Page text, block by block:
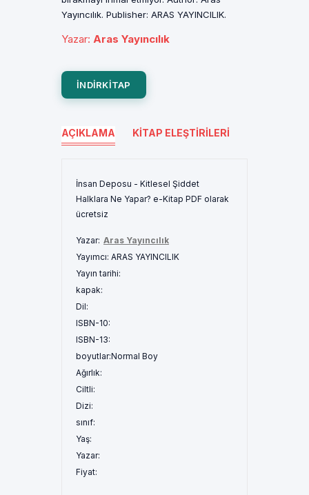
Yayıncılık. Publisher: ARAS YAYINCILIK.
Yazar: Aras Yayıncılık
INDIRKITAP
AÇIKLAMA KITAP ELEŞTIRILERI
İnsan Deposu - Kitlesel Şiddet
Halklara Ne Yapar? e-Kitap PDF olarak
ücretsiz
Yazar: Aras Yayıncılık
Yayımcı: ARAS YAYINCILIK
Yayın tarihi:
kapak:
Dil:
ISBN-10:
ISBN-13:
boyutlar:Normal Boy
Ağırlık:
Ciltli:
Dizi:
sınıf:
Yaş:
Yazar:
Fiyat: